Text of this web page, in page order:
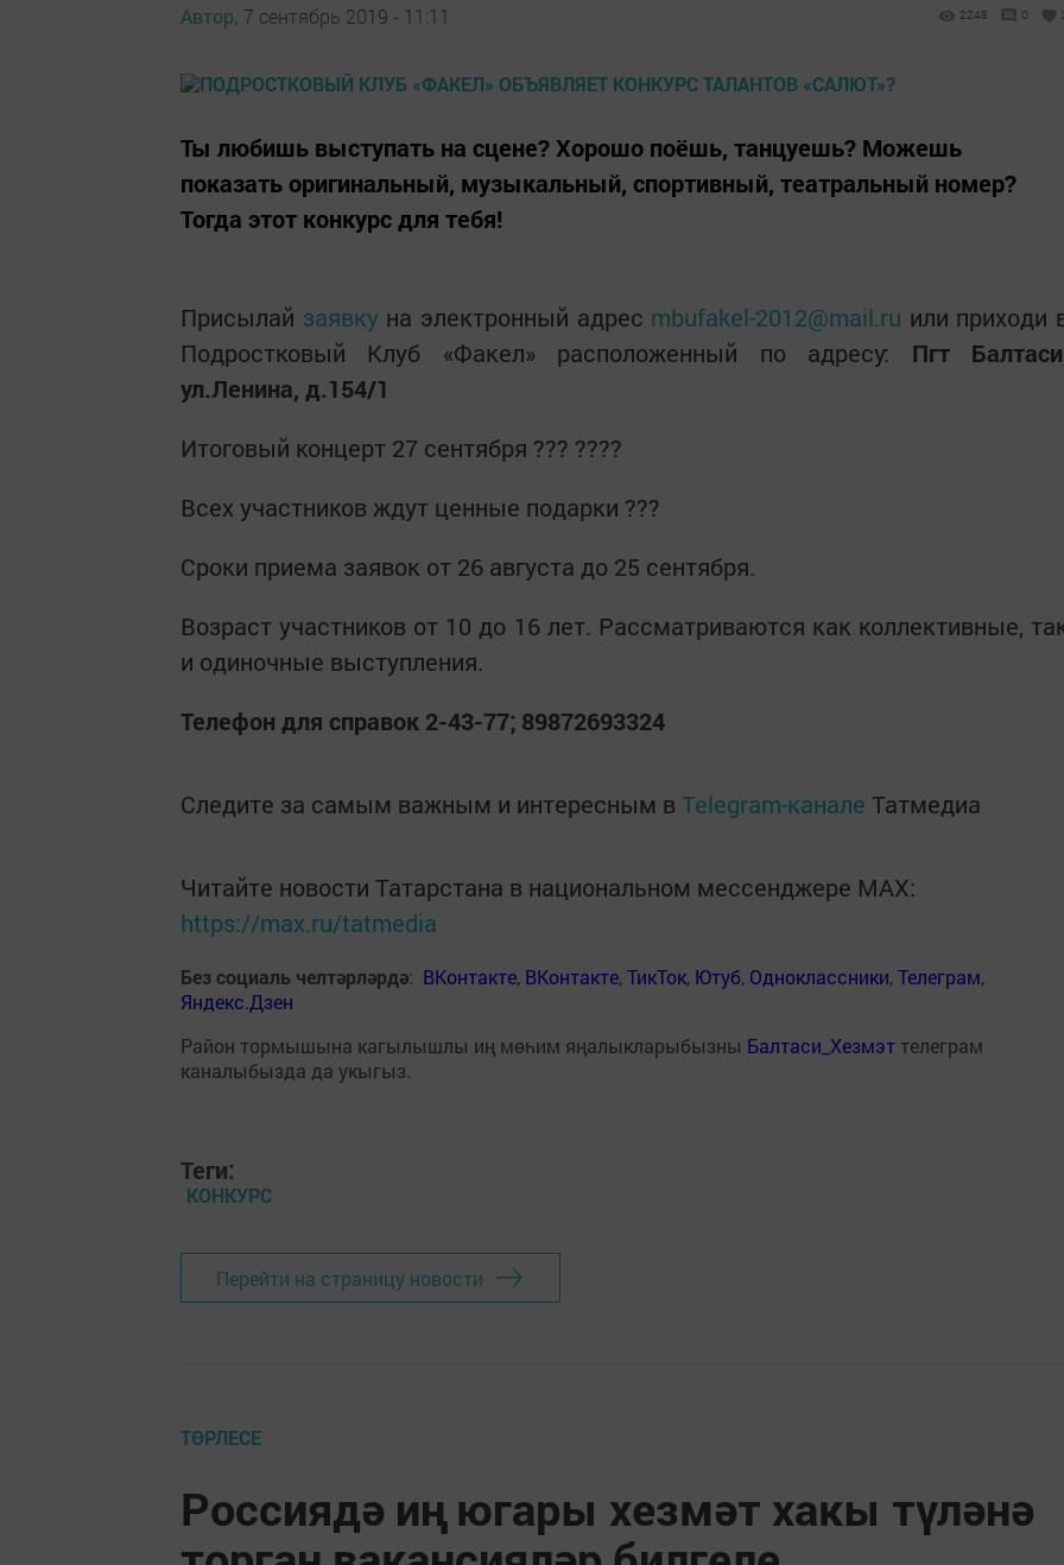
Автор, 7 сентябрь 2019 - 11:11 2248 0
Ты любишь выступать на сцене? Хорошо поёшь, танцуешь? Можешь
показать оригинальный, музыкальный, спортивный, театральный номер?
Тогда этот конкурс для тебя!
Присылай заявкуна электронный адрес mbufakel-2012@mail.ru или приходи
Подростковый Клуб «Факел» расположенный по адресу: Пгт
ул.Ленина, д.154/1
Итоговый концерт 27 сентября ??? ????
Всех участников ждут ценные подарки ???
Сроки приема заявок от 26 августа до 25 сентября.
Возраст участников от 10 до 16 лет. Рассматриваются как коллективные,
и одиночные выступления.
Телефон для справок 2-43-77; 89872693324
Следите за самым важным и интересным в Telegram-канале Татмедиа
Читайте новости Татарстана в национальном мессенджере MАХ:
https://max.ru/tatmedia
Без социаль челтәрләрдә: ВКонтакте, ВКонтакте,ТикТок, Ютуб, Одноклассники,Телеграм,
Яндекс.Дзен
Район тормышына кагылышлы иң мөһим яңалыкларыбызны Балтаси_Хезмэт телеграм
каналыбызда да укыгыз.
Теги:
КОНКУРС
Перейти на страницу новости
ТӨРЛЕСЕ
Россиядә иң югары хезмәт хакы түләнә